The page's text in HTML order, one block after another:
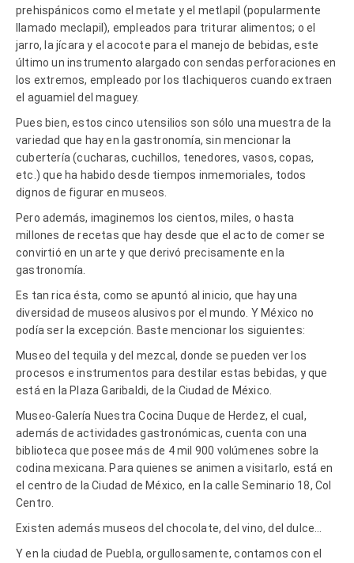
prehispánicos como el metate y el metlapil (popularmente
llamado meclapil), empleados para triturar alimentos; o el
jarro, la jícara y el acocote para el manejo de bebidas, este
último un instrumento alargado con sendas perforaciones en
los extremos, empleado por los tlachiqueros cuando extraen
el aguamiel del maguey.
Pues bien, estos cinco utensilios son sólo una muestra de la
variedad que hay en la gastronomía, sin mencionar la
cubertería (cucharas, cuchillos, tenedores, vasos, copas,
etc.) que ha habido desde tiempos inmemoriales, todos
dignos de figurar en museos.
Pero además, imaginemos los cientos, miles, o hasta
millones de recetas que hay desde que el acto de comer se
convirtió en un arte y que derivó precisamente en la
gastronomía.
Es tan rica ésta, como se apuntó al inicio, que hay una
diversidad de museos alusivos por el mundo. Y México no
podía ser la excepción. Baste mencionar los siguientes:
Museo del tequila y del mezcal, donde se pueden ver los
procesos e instrumentos para destilar estas bebidas, y que
está en la Plaza Garibaldi, de la Ciudad de México.
Museo-Galería Nuestra Cocina Duque de Herdez, el cual,
además de actividades gastronómicas, cuenta con una
biblioteca que posee más de 4 mil 900 volúmenes sobre la
codina mexicana. Para quienes se animen a visitarlo, está en
el centro de la Ciudad de México, en la calle Seminario 18, Col
Centro.
Existen además museos del chocolate, del vino, del dulce…
Y en la ciudad de Puebla, orgullosamente, contamos con el